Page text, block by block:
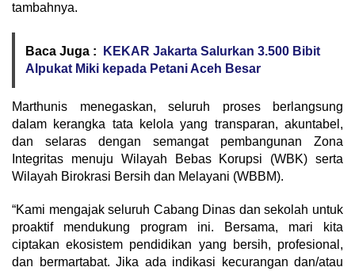
tambahnya.
Baca Juga :
KEKAR Jakarta Salurkan 3.500 Bibit
Alpukat Miki kepada Petani Aceh Besar
Marthunis menegaskan, seluruh proses berlangsung
dalam kerangka tata kelola yang transparan, akuntabel,
dan selaras dengan semangat pembangunan Zona
Integritas menuju Wilayah Bebas Korupsi (WBK) serta
Wilayah Birokrasi Bersih dan Melayani (WBBM).
“Kami mengajak seluruh Cabang Dinas dan sekolah untuk
proaktif mendukung program ini. Bersama, mari kita
ciptakan ekosistem pendidikan yang bersih, profesional,
dan bermartabat. Jika ada indikasi kecurangan dan/atau